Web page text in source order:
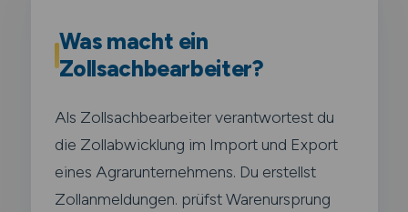
Was macht ein
Zollsachbearbeiter?
Als Zollsachbearbeiter verantwortest du
die Zollabwicklung im Import und Export
eines Agrarunternehmens. Du erstellst
Zollanmeldungen. prüfst Warenursprung